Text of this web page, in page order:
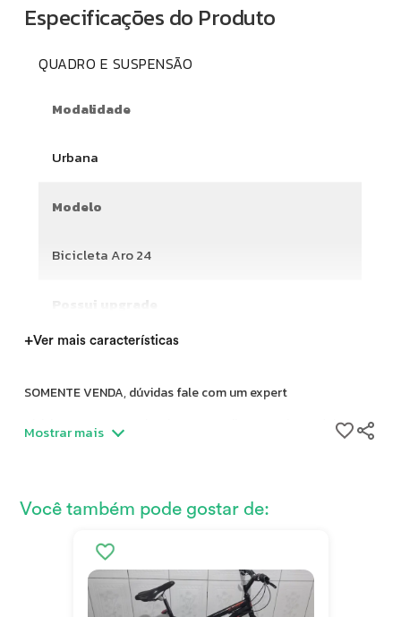
Especificações do Produto
QUADRO E SUSPENSÃO
Modalidade
Urbana
Modelo
Bicicleta Aro 24
+Ver mais características
SOMENTE VENDA, dúvidas fale com um expert
Bicicleta aro 24, quadro de aço, condição usada em ótimo
estado, pronta para uso em ambiente urbano.
Modalidade: Urbana
Tamanho do quadro: 16’
Mostrar mais
Você também pode gostar de: